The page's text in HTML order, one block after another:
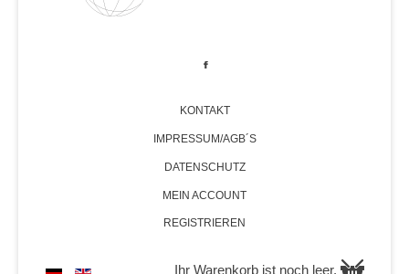
KONTAKT
IMPRESSUM/AGB´S
DATENSCHUTZ
MEIN ACCOUNT
REGISTRIEREN
Ihr Warenkorb ist noch leer.